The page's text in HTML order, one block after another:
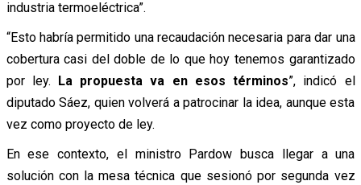
industria termoeléctrica”.
“Esto habría permitido una recaudación necesaria para dar una
cobertura casi del doble de lo que hoy tenemos garantizado
por ley. La propuesta va en esos términos”, indicó el
diputado Sáez, quien volverá a patrocinar la idea, aunque esta
vez como proyecto de ley.
En ese contexto, el ministro Pardow busca llegar a una
solución con la mesa técnica que sesionó por segunda vez